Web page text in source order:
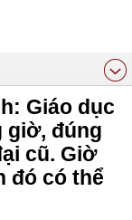
Giáo dục
giờ, đúng
cũ. Giờ
đó có thể